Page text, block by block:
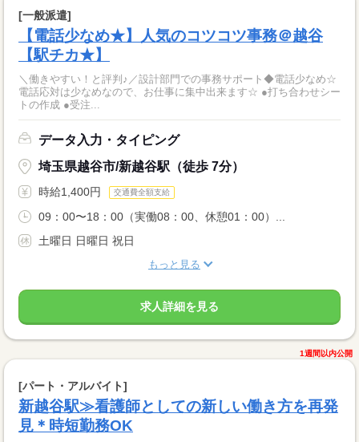
[一般派遣]
【電話少なめ★】人気のコツコツ事務＠越谷
【駅チカ★】
＼働きやすい！と評判♪／設計部門での事務サポート◆電話少なめ☆
電話応対は少なめなので、お仕事に集中出来ます☆ ●打ち合わせシー
トの作成 ●受注...
データ入力・タイピング
埼玉県越谷市/新越谷駅（徒歩 7分）
時給1,400円 交通費全額支給
09：00〜18：00（実働08：00、休憩01：00）...
土曜日 日曜日 祝日
もっと見る
求人詳細を見る
1週間以内公開
[パート・アルバイト]
新越谷駅≫看護師としての新しい働き方を再発
見＊時短勤務OK